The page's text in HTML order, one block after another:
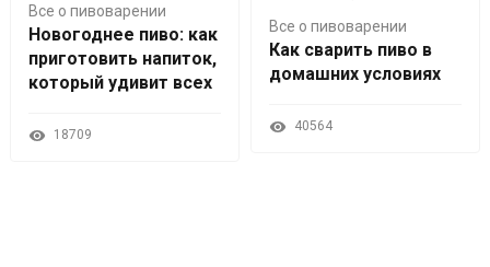
Все о пивоварении
Новогоднее пиво: как
приготовить напиток,
который удивит всех
18709
Все о пивоварении
Как сварить пиво в
домашних условиях
40564